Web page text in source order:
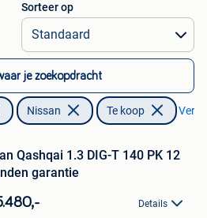
afstanden…
Sorteer op
je zoekopdracht
Nissan Te koop
Qashqai 1.3 DIG-T 140 PK 12
garantie
Details